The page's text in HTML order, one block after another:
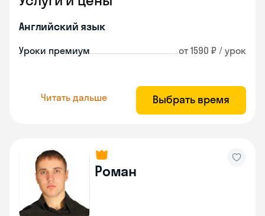
Английский язык
Уроки премиум от 1590 ₽ / урок
Читать дальше Выбрать время
Роман